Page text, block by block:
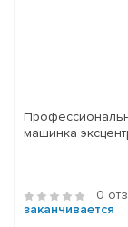
машинка
0
заканчивается